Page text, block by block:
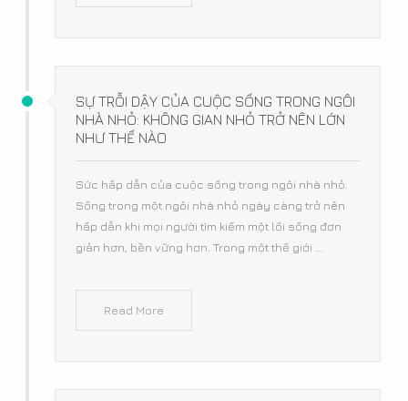
SỰ TRỖI DẬY CỦA CUỘC SỐNG TRONG NGÔI
NHÀ NHỎ: KHÔNG GIAN NHỎ TRỞ NÊN LỚN
NHƯ THẾ NÀO
Sức hấp dẫn của cuộc sống trong ngôi nhà nhỏ.
Sống trong một ngôi nhà nhỏ ngày càng trở nên
hấp dẫn khi mọi người tìm kiếm một lối sống đơn
giản hơn, bền vững hơn. Trong một thế giới ...
Read More